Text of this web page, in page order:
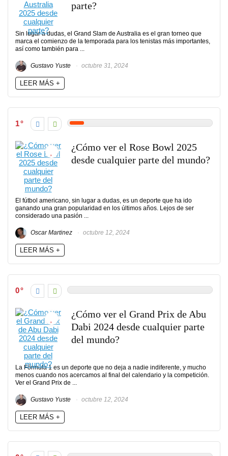
parte?
Sin lugar a dudas, el Grand Slam de Australia es el gran torneo que
marca el comienzo de la temporada para los tenistas más importantes,
así como también para ...
Gustavo Yuste octubre 31, 2024
LEER MÁS +
1
¿Cómo ver el Rose Bowl 2025
desde cualquier parte del mundo?
El fútbol americano, sin lugar a dudas, es un deporte que ha ido
ganando una gran popularidad en los últimos años. Lejos de ser
considerado una pasión ...
Oscar Martinez octubre 12, 2024
LEER MÁS +
0
¿Cómo ver el Grand Prix de Abu
Dabi 2024 desde cualquier parte
del mundo?
La Fórmula 1 es un deporte que no deja a nadie indiferente, y mucho
menos cuando nos acercamos al final del calendario y la competición.
Ver el Grand Prix de ...
Gustavo Yuste octubre 12, 2024
LEER MÁS +